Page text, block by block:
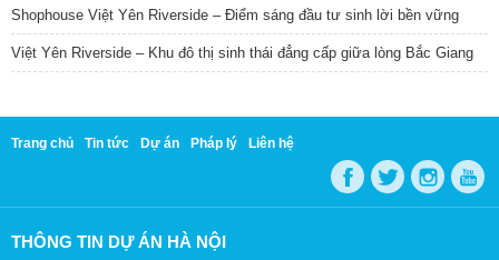
Shophouse Việt Yên Riverside – Điểm sáng đầu tư sinh lời bền vững
Việt Yên Riverside – Khu đô thị sinh thái đẳng cấp giữa lòng Bắc Giang
Trang chủ Tin tức Dự án Pháp lý Liên hệ
THÔNG TIN DỰ ÁN HÀ NỘI